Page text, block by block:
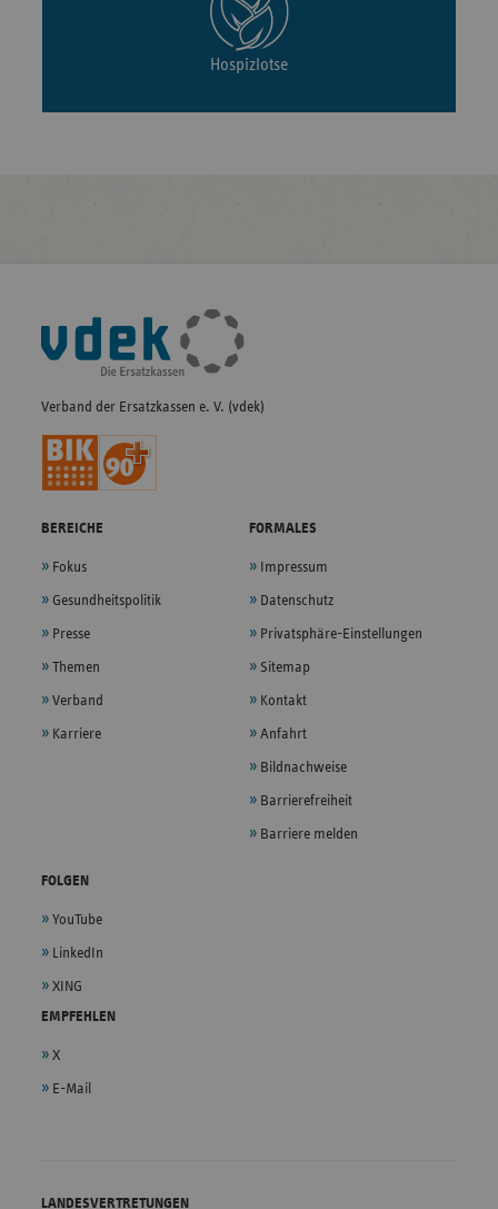
Hospizlotse
Fußleisten-
Navigation
Verband der Ersatzkassen e. V. (vdek)
BEREICHE
Fokus
Gesundheitspolitik
Presse
Themen
Verband
Karriere
FORMALES
Impressum
Datenschutz
Privatsphäre-Einstellungen
Sitemap
Kontakt
Anfahrt
Bildnachweise
Barrierefreiheit
Barriere melden
FOLGEN
YouTube
LinkedIn
XING
EMPFEHLEN
X
E-Mail
LANDESVERTRETUNGEN